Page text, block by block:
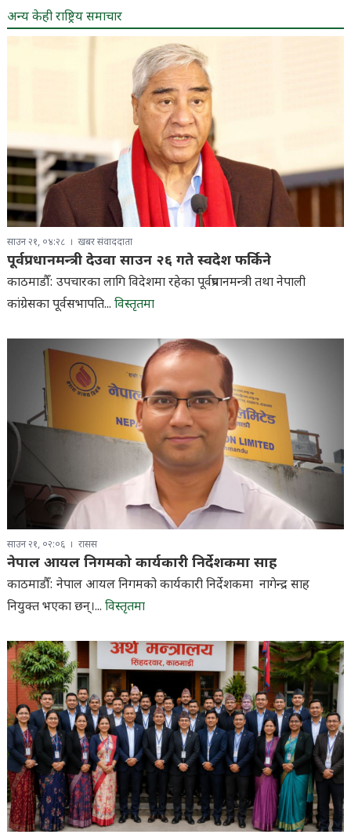
अन्य केही राष्ट्रिय समाचार
साउन २१, ०४:२८ खबर संवाददाता
पूर्वप्रधानमन्त्री देउवा साउन २६ गते स्वदेश फर्किने
काठमाडौँ: उपचारका लागि विदेशमा रहेका पूर्वप्रधानमन्त्री तथा नेपाली
कांग्रेसका पूर्वसभापति... विस्तृतमा
साउन २१, ०२:०६ रासस
नेपाल आयल निगमको कार्यकारी निर्देशकमा साह
काठमाडौँ: नेपाल आयल निगमको कार्यकारी निर्देशकमा नागेन्द्र साह
नियुक्त भएका छन्।... विस्तृतमा